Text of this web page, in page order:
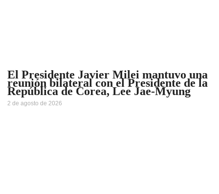
El Presidente Javier Milei mantuvo una
reunión bilateral con el Presidente de la
República de Corea, Lee Jae-Myung
2 de agosto de 2026